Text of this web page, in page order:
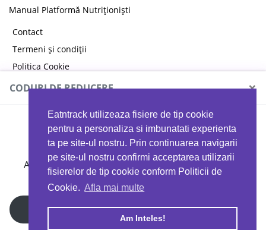
Eatntrack utilizeaza fisiere de tip cookie
pentru a personaliza si imbunatati experienta
ta pe site-ul nostru. Prin continuarea navigarii
pe site-ul nostru confirmi acceptarea utilizarii
fisierelor de tip cookie conform Politicii de
Cookie. Afla mai multe
Am Inteles!
Manual Platformă Nutriționiști
Contact
Termeni și condiții
Politica Cookie
Politica de confidențialitate
CODURI DE REDUCERE ×
MYPROTEIN
Ai 40%reducere la orice comandă folosind codul
EATTRACK
Profită acum